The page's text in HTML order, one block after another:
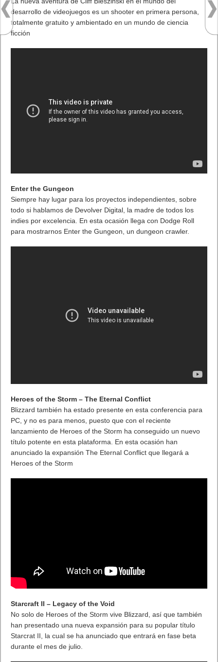
desarrollo de videojuegos es un shooter en primera persona,
totalmente gratuito y ambientado en un mundo de ciencia
ficción
Enter the Gungeon
Siempre hay lugar para los proyectos independientes, sobre
todo si hablamos de Devolver Digital, la madre de todos los
indies por excelencia. En esta ocasión llega con Dodge Roll
para mostrarnos Enter the Gungeon, un dungeon crawler.
Heroes of the Storm – The Eternal Conflict
Blizzard también ha estado presente en esta conferencia para
PC, y no es para menos, puesto que con el reciente
lanzamiento de Heroes of the Storm ha conseguido un nuevo
título potente en esta plataforma. En esta ocasión han
anunciado la expansión The Eternal Conflict que llegará a
Heroes of the Storm
Starcraft II – Legacy of the Void
No solo de Heroes of the Storm vive Blizzard, así que también
han presentado una nueva expansión para su popular título
Starcrat II, la cual se ha anunciado que entrará en fase beta
durante el mes de julio.